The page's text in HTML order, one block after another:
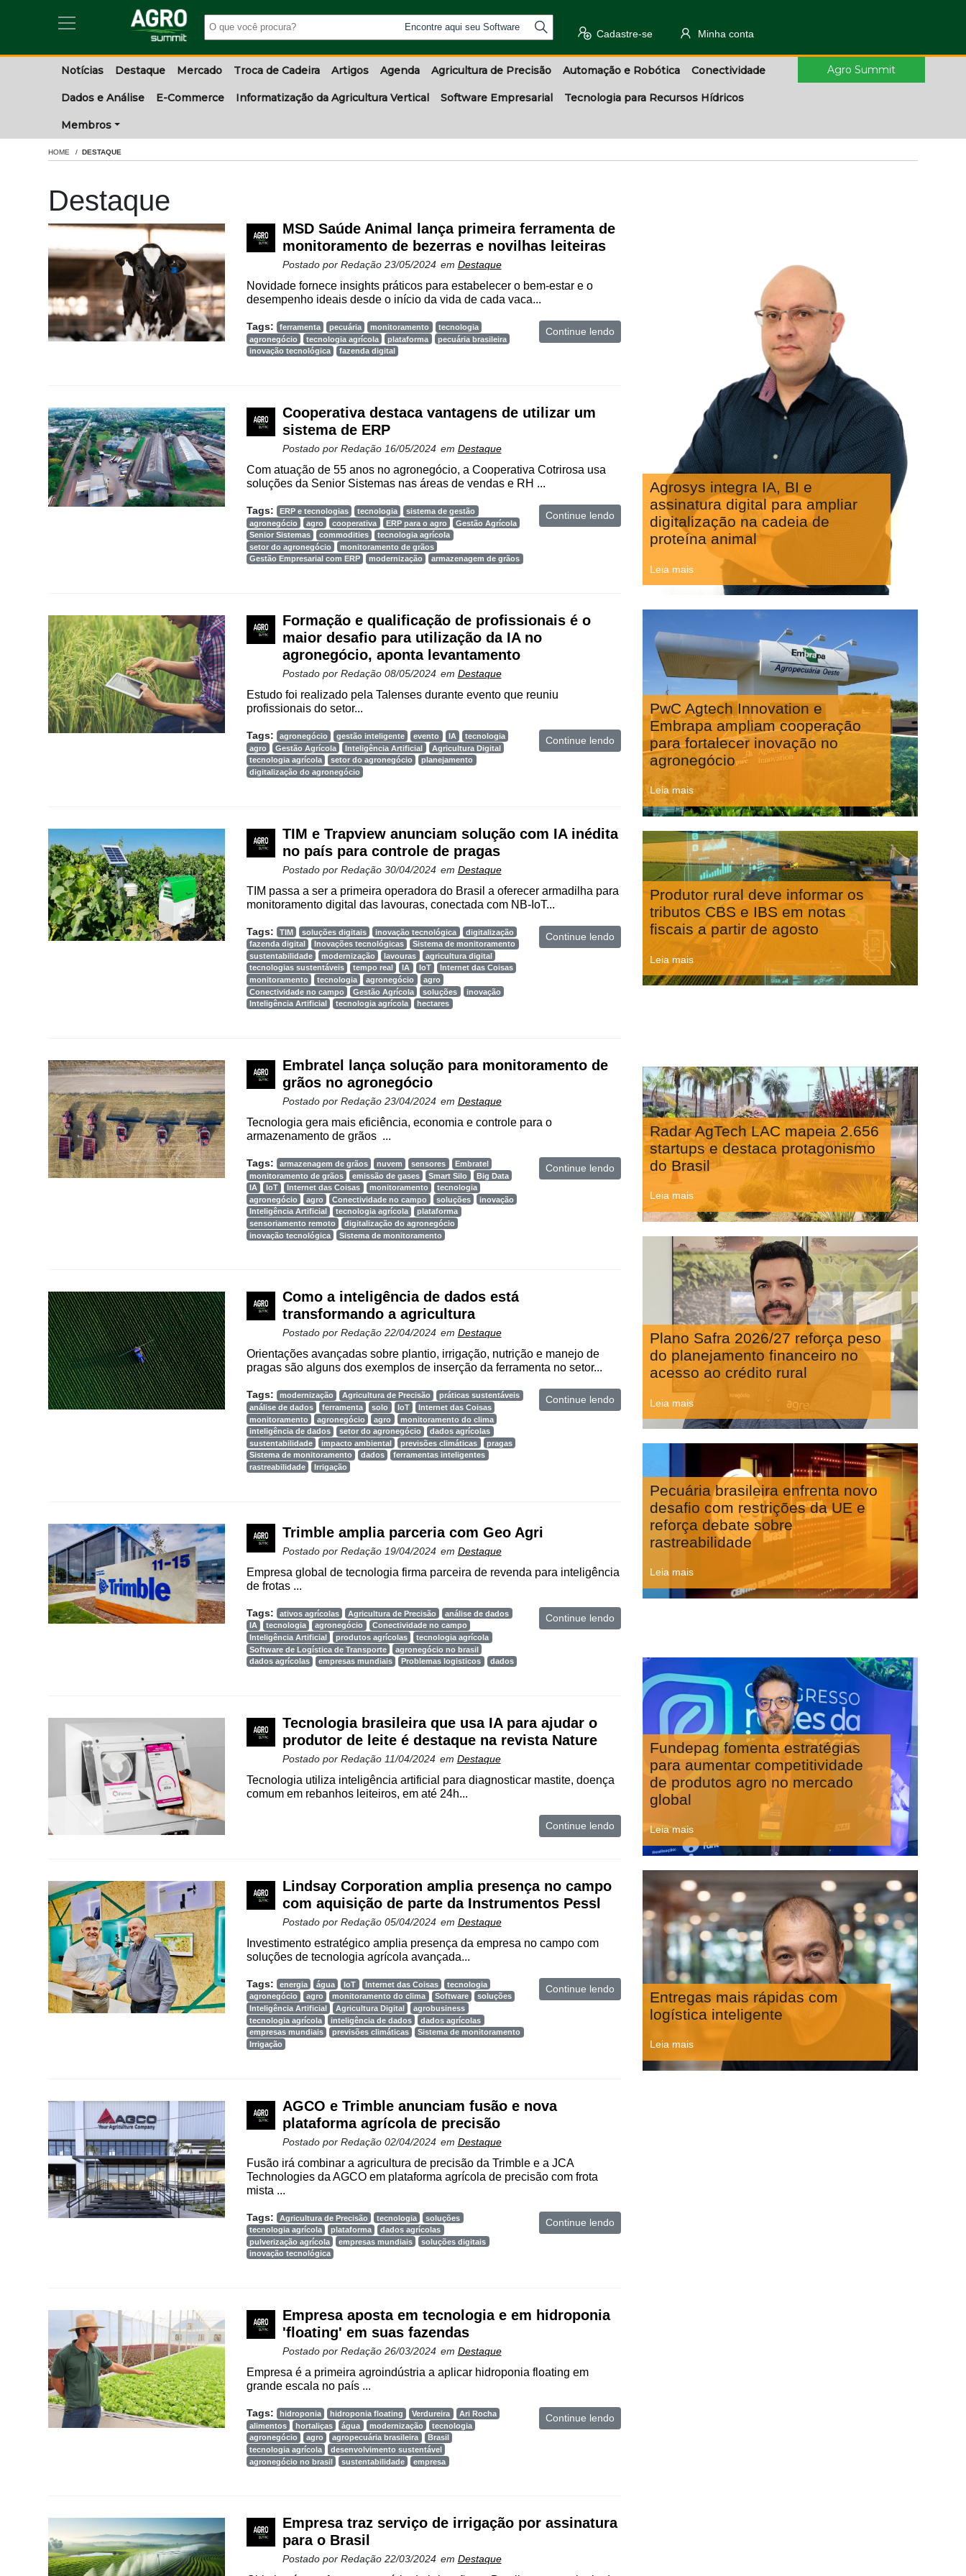
Cadastre-
Mercado
Automação
Robótica
Conectividade
Software
Empresarial
Tecnologia
Recursos
Néctar
Tecprime
Agro
Consulting
Encontre aqui seu Software
Cadastre-se Minha conta
Notícias Destaque Mercado Troca de Cadeira Artigos Agenda Agricultura de Precisão Automação e Robótica Conectividade
Dados e Análise E-Commerce Informatização da Agricultura Vertical Software Empresarial Tecnologia para Recursos Hídricos
Membros
Agro Summit
HOME DESTAQUE
Destaque
MSD Saúde Animal lança primeira ferramenta de
monitoramento de bezerras e novilhas leiteiras
Postado por Redação 23/05/2024 em Destaque
Novidade fornece insights práticos para estabelecer o bem-estar e o
desempenho ideais desde o início da vida de cada vaca...
Tags: ferramenta pecuária monitoramento
tecnologia
agronegócio
tecnologia agrícola plataforma
pecuária brasileira
inovação tecnológica
fazenda digital
Continue lendo
Cooperativa destaca vantagens de utilizar um
sistema de ERP
Postado por Redação 16/05/2024 em Destaque
Com atuação de 55 anos no agronegócio, a Cooperativa Cotrirosa usa
soluções da Senior Sistemas nas áreas de vendas e RH ...
Tags: ERP e tecnologias tecnologia
sistema de gestão
agronegócio
agro cooperativa ERP para o agro
Gestão Agrícola
Senior Sistemas
commodities
tecnologia agrícola
setor do agronegócio
monitoramento de grãos
Gestão Empresarial com ERP
modernização armazenagem de grãos
Continue lendo
Formação e qualificação de profissionais é o
maior desafio para utilização da IA no
agronegócio, aponta levantamento
Postado por Redação 08/05/2024 em Destaque
Estudo foi realizado pela Talenses durante evento que reuniu
profissionais do setor...
Tags: agronegócio gestão inteligente evento IA
tecnologia
agro
Gestão Agrícola Inteligência Artificial
Agricultura Digital
tecnologia agrícola
setor do agronegócio
planejamento
digitalização do agronegócio
Continue lendo
TIM e Trapview anunciam solução com IA inédita
no país para controle de pragas
Postado por Redação 30/04/2024 em Destaque
TIM passa a ser a primeira operadora do Brasil a oferecer armadilha para
monitoramento digital das lavouras, conectada com NB-IoT...
Tags: TIM soluções digitais inovação tecnológica
digitalização
fazenda digital
Inovações tecnológicas
Sistema de monitoramento
sustentabilidade
modernização lavouras
agricultura digital
tecnologias sustentáveis
tempo real IA IoT
Internet das Coisas
monitoramento
tecnologia agronegócio
agro
Conectividade no campo
Gestão Agrícola soluções
inovação
Inteligência Artificial
tecnologia agrícola hectares
Continue lendo
Embratel lança solução para monitoramento de
grãos no agronegócio
Postado por Redação 23/04/2024 em Destaque
Tecnologia gera mais eficiência, economia e controle para o
armazenamento de grãos ...
Tags: armazenagem de grãos nuvem sensores
Embratel
monitoramento de grãos
emissão de gases Smart Silo
Big Data
IA
IoT Internet das Coisas monitoramento
tecnologia
agronegócio
agro Conectividade no campo soluções
inovação
Inteligência Artificial
tecnologia agrícola
plataforma
sensoriamento remoto
digitalização do agronegócio
inovação tecnológica
Sistema de monitoramento
Continue lendo
Como a inteligência de dados está
transformando a agricultura
Postado por Redação 22/04/2024 em Destaque
Orientações avançadas sobre plantio, irrigação, nutrição e manejo de
pragas são alguns dos exemplos de inserção da ferramenta no setor...
Tags: modernização Agricultura de Precisão
práticas sustentáveis
análise de dados
ferramenta solo IoT
Internet das Coisas
monitoramento
agronegócio agro
monitoramento do clima
inteligência de dados
setor do agronegócio
dados agrícolas
sustentabilidade
impacto ambiental previsões climáticas
pragas
Sistema de monitoramento
dados
ferramentas inteligentes
rastreabilidade
Irrigação
Continue lendo
Trimble amplia parceria com Geo Agri
Postado por Redação 19/04/2024 em Destaque
Empresa global de tecnologia firma parceira de revenda para inteligência
de frotas ...
Tags: ativos agrícolas Agricultura de Precisão
análise de dados
IA
tecnologia agronegócio
Conectividade no campo
Inteligência Artificial
produtos agrícolas
tecnologia agrícola
Software de Logística de Transporte
agronegócio no brasil
dados agrícolas
empresas mundiais Problemas logisticos dados
Continue lendo
Tecnologia brasileira que usa IA para ajudar o
produtor de leite é destaque na revista Nature
Postado por Redação 11/04/2024 em Destaque
Tecnologia utiliza inteligência artificial para diagnosticar mastite, doença
comum em rebanhos leiteiros, em até 24h...
Continue lendo
Lindsay Corporation amplia presença no campo
com aquisição de parte da Instrumentos Pessl
Postado por Redação 05/04/2024 em Destaque
Investimento estratégico amplia presença da empresa no campo com
soluções de tecnologia agrícola avançada...
Tags: energia água IoT Internet das Coisas
tecnologia
agronegócio
agro monitoramento do clima Software
soluções
Inteligência Artificial
Agricultura Digital
agrobusiness
tecnologia agrícola
inteligência de dados
dados agrícolas
empresas mundiais
previsões climáticas
Sistema de monitoramento
Irrigação
Continue lendo
AGCO e Trimble anunciam fusão e nova
plataforma agrícola de precisão
Postado por Redação 02/04/2024 em Destaque
Fusão irá combinar a agricultura de precisão da Trimble e a JCA
Technologies da AGCO em plataforma agrícola de precisão com frota
mista ...
Tags: Agricultura de Precisão tecnologia
soluções
tecnologia agrícola
plataforma
dados agrícolas
pulverização agrícola
empresas mundiais
soluções digitais
inovação tecnológica
Continue lendo
Empresa aposta em tecnologia e em hidroponia
'floating' em suas fazendas
Postado por Redação 26/03/2024 em Destaque
Empresa é a primeira agroindústria a aplicar hidroponia floating em
grande escala no país ...
Tags: hidroponia hidroponia floating Verdureira
Ari Rocha
alimentos
hortaliças água modernização
tecnologia
agronegócio
agro agropecuária brasileira
Brasil
tecnologia agrícola
desenvolvimento sustentável
agronegócio no brasil
sustentabilidade empresa
Continue lendo
Empresa traz serviço de irrigação por assinatura
para o Brasil
Postado por Redação 22/03/2024 em Destaque
Agrosys integra IA, BI e
assinatura digital para ampliar
digitalização na cadeia de
proteína animal
Leia mais
PwC Agtech Innovation e
Embrapa ampliam cooperação
para fortalecer inovação no
agronegócio
Leia mais
Produtor rural deve informar os
tributos CBS e IBS em notas
fiscais a partir de agosto
Leia mais
Radar AgTech LAC mapeia 2.656
startups e destaca protagonismo
do Brasil
Leia mais
Plano Safra 2026/27 reforça peso
do planejamento financeiro no
acesso ao crédito rural
Leia mais
Pecuária brasileira enfrenta novo
desafio com restrições da UE e
reforça debate sobre
rastreabilidade
Leia mais
Fundepag fomenta estratégias
para aumentar competitividade
de produtos agro no mercado
global
Leia mais
Entregas mais rápidas com
logística inteligente
Leia mais